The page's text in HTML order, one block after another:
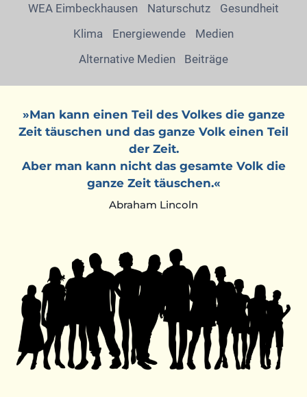
WEA Eimbeckhausen
Naturschutz
Gesundheit
Klima
Energiewende
Medien
Alternative Medien
Beiträge
»Man kann einen Teil des Volkes die ganze
Zeit täuschen und das ganze Volk einen Teil
der Zeit.
Aber man kann nicht das gesamte Volk die
ganze Zeit täuschen.«
Abraham Lincoln